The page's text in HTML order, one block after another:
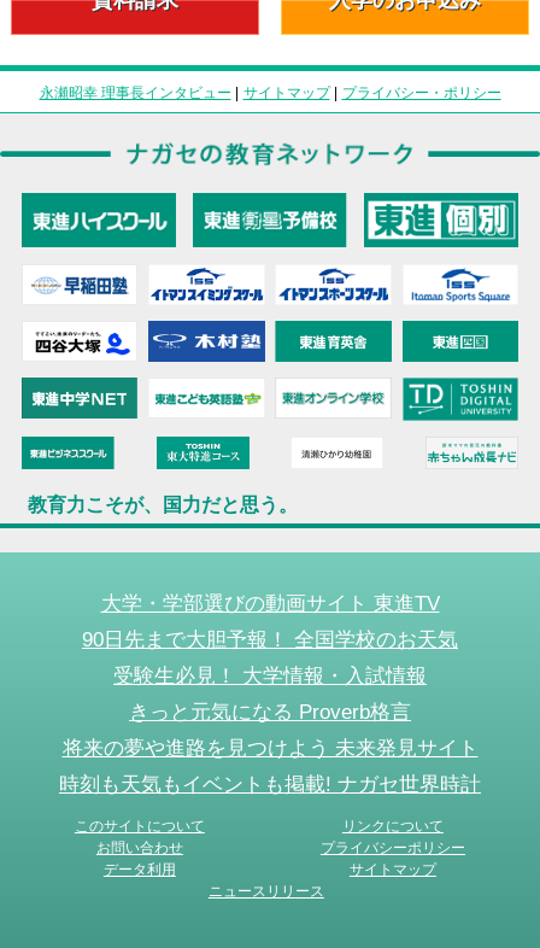
永瀬昭幸 理事長インタビュー | サイトマップ| プライバシー・ポリシー
教育力こそが、国力だと思う。
大学・学部選びの動画サイト 東進TV
90日先まで大胆予報！ 全国学校のお天気
受験生必見！ 大学情報・入試情報
きっと元気になる Proverb格言
将来の夢や進路を見つけよう 未来発見サイト
時刻も天気もイベントも掲載! ナガセ世界時計
このサイトについて
リンクについて
お問い合わせ
プライバシーポリシー
データ利用
サイトマップ
ニュースリリース